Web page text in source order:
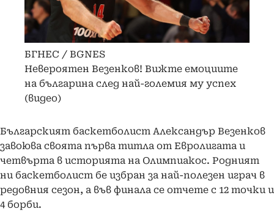
БГНЕС / BGNES
Невероятен Везенков! Вижте емоциите
на българина след най-големия му успех
(видео)
Българският баскетболист Александър Везенков
завоюва своята първа титла от Евролигата и
четвърта в историята на Олимпиакос. Родният
ни баскетболист бе избран за най-полезен играч в
редовния сезон, а във финала се отчете с 12 точки и
4 борби.